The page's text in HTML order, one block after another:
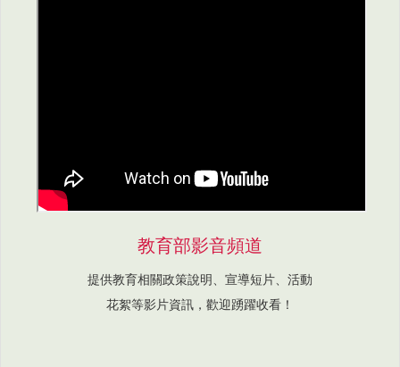
教育部影音頻道
提供教育相關政策說明、宣導短片、活動
花絮等影片資訊，歡迎踴躍收看！